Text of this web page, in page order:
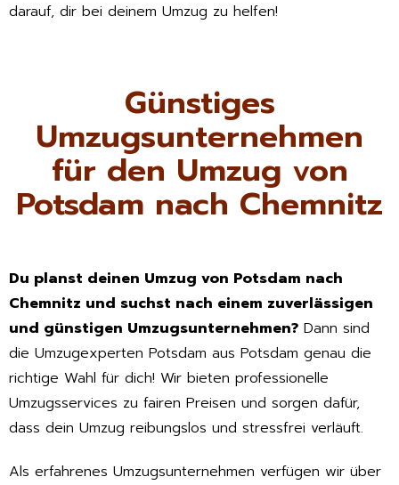
darauf, dir bei deinem Umzug zu helfen!
Günstiges
Umzugsunternehmen
für den Umzug von
Potsdam nach Chemnitz
Du planst deinen Umzug von Potsdam nach
Chemnitz und suchst nach einem zuverlässigen
und günstigen Umzugsunternehmen? Dann sind
die Umzugexperten Potsdam aus Potsdam genau die
richtige Wahl für dich! Wir bieten professionelle
Umzugsservices zu fairen Preisen und sorgen dafür,
dass dein Umzug reibungslos und stressfrei verläuft.
Als erfahrenes Umzugsunternehmen verfügen wir über